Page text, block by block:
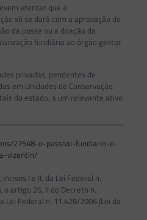
atentar que a
só se dará com a aprovação do
da posse ou a doação da
fundiária ao órgão gestor
privadas, pendentes de
em Unidades de Conservação
do estado, a um relevante ativo
27548-o-passivo-fundiario-e-
vizentin/
I e II, da Lei Federal n.
o artigo 26, II do Decreto n.
Federal n. 11.428/2006 (Lei da